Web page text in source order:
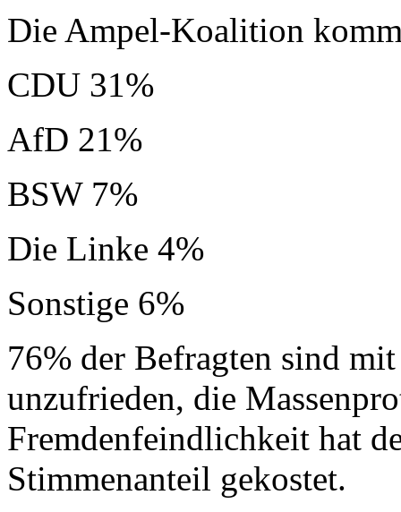
Die Ampel-Koalition
CDU 31%
AfD 21%
BSW 7%
Die Linke 4%
Sonstige 6%
76% der Befragten sind
unzufrieden, die
Fremdenfeindlichkeit hat
Stimmenanteil gekostet.